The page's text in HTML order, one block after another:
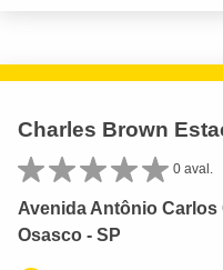
Charles Brown
0 aval.
Avenida Antônio Carlos
Osasco - SP